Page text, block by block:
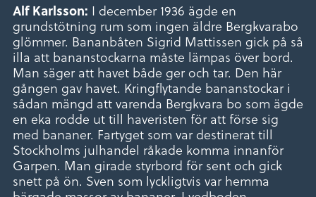
Alf Karlsson: I december 1936 ägde en
grundstötning rum som ingen äldre Bergkvarabo
glömmer. Bananbåten Sigrid Mattissen gick på så
illa att bananstockarna måste lämpas över bord.
Man säger att havet både ger och tar. Den här
gången gav havet. Kringflytande bananstockar i
sådan mängd att varenda Bergkvara bo som ägde
en eka rodde ut till haveristen för att förse sig
med bananer. Fartyget som var destinerat till
Stockholms julhandel råkade komma innanför
Garpen. Man girade styrbord för sent och gick
snett på ön. Sven som lyckligtvis var hemma